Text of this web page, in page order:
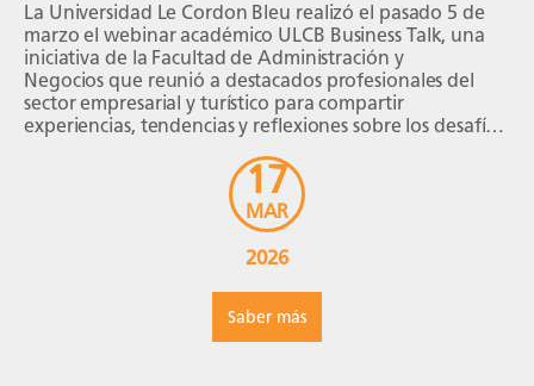
17
MAR
2026
Saber más
La Universidad Le Cordon Bleu realizó el pasado 5 de
marzo el webinar académico ULCB Business Talk, una
iniciativa de la Facultad de Administración y
Negocios que reunió a destacados profesionales del
sector empresarial y turístico para compartir
experiencias, tendencias y reflexiones sobre los desafíos
participación de Jorge Alfredo Quea, Director General